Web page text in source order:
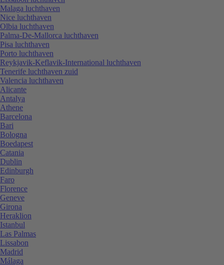
Malaga luchthaven
Nice luchthaven
Olbia luchthaven
Palma-De-Mallorca luchthaven
Pisa luchthaven
Porto luchthaven
Reykjavik-Keflavik-International luchthaven
Tenerife luchthaven zuid
Valencia luchthaven
Alicante
Antalya
Athene
Barcelona
Bari
Bologna
Boedapest
Catania
Dublin
Edinburgh
Faro
Florence
Geneve
Girona
Heraklion
Istanbul
Las Palmas
Lissabon
Madrid
Málaga